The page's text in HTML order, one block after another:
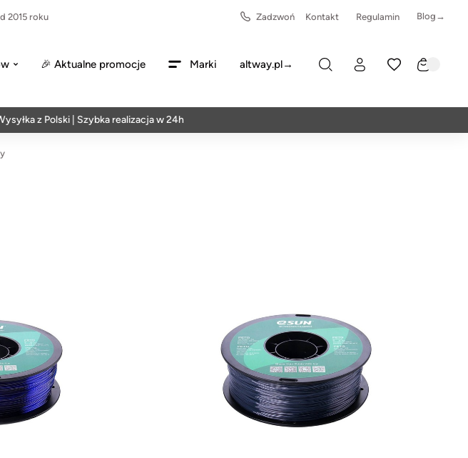
2015 roku Zadzwoń Kontakt Regulamin Blog→
🎉 Aktualne promocje Marki altway.pl→
z Polski | Szybka realizacja w 24h